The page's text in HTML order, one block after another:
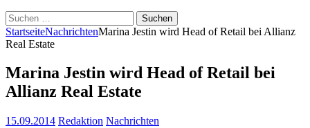
Suchen
nach:
StartseiteNachrichtenMarina Jestin wird Head of Retail bei Allianz
Real Estate
Marina Jestin wird Head of Retail bei
Allianz Real Estate
15.09.2014 Redaktion Nachrichten